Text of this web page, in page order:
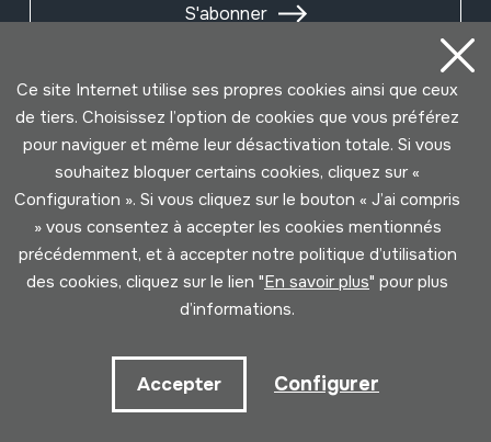
S'abonner
Développé par Lotura
Ce site Internet utilise ses propres cookies ainsi que ceux
de tiers. Choisissez l’option de cookies que vous préférez
pour naviguer et même leur désactivation totale. Si vous
souhaitez bloquer certains cookies, cliquez sur «
Configuration ». Si vous cliquez sur le bouton « J’ai compris
» vous consentez à accepter les cookies mentionnés
précédemment, et à accepter notre politique d’utilisation
des cookies, cliquez sur le lien "En savoir plus" pour plus
d’informations.
Accepter Configurer